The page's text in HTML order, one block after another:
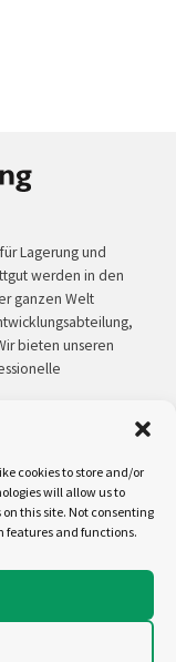
cookies to store and/or
will allow us to
this site. Not consenting
features and functions.
Lagerung und
werden in den
ganzen Welt
bieten unseren